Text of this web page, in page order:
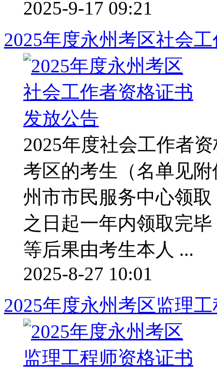
2025-9-17 09:21
2025年度永州考区社会
2025年度社会工作者
考区的考生（名单见
州市市民服务中心领
之日起一年内领取完
等后果由考生本人 ...
2025-8-27 10:01
2025年度永州考区监理